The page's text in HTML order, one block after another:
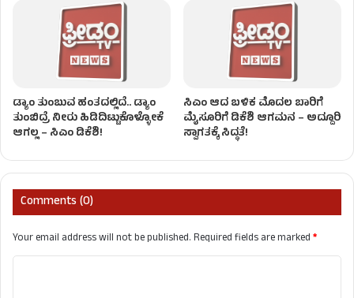
ಡ್ಯಾಂ ತುಂಬುವ ಹಂತದಲ್ಲಿದೆ.. ಡ್ಯಾಂ
ತುಂಬಿದ್ರೆ ನೀರು ಹಿಡಿದಿಟ್ಟುಕೊಳ್ಳೋಕೆ
ಆಗಲ್ಲ – ಸಿಎಂ ಡಿಕೆಶಿ!
ಸಿಎಂ ಆದ ಬಳಿಕ ಮೊದಲ ಬಾರಿಗೆ
ಮೈಸೂರಿಗೆ ಡಿಕೆಶಿ ಆಗಮನ – ಅದ್ದೂರಿ
ಸ್ವಾಗತಕ್ಕೆ ಸಿದ್ಧತೆ!
Comments (0)
Your email address will not be published.Required fields are marked*